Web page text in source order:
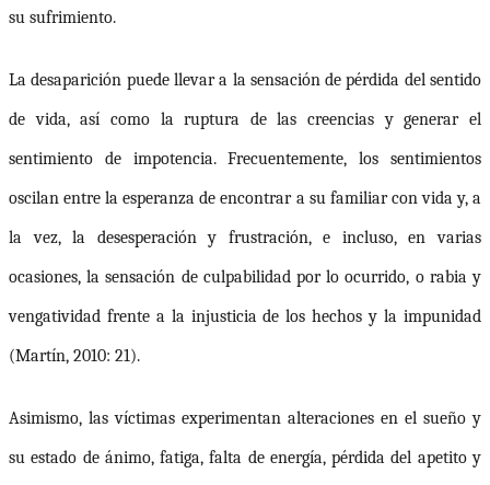
su sufrimiento.
La desaparición puede llevar a la sensación de pérdida del sentido
de vida, así como la ruptura de las creencias y generar el
sentimiento de impotencia. Frecuentemente, los sentimientos
oscilan entre la esperanza de encontrar a su familiar con vida y, a
la vez, la desesperación y frustración, e incluso, en varias
ocasiones, la sensación de culpabilidad por lo ocurrido, o rabia y
vengatividad frente a la injusticia de los hechos y la impunidad
(Martín, 2010: 21).
Asimismo, las víctimas experimentan alteraciones en el sueño y
su estado de ánimo, fatiga, falta de energía, pérdida del apetito y